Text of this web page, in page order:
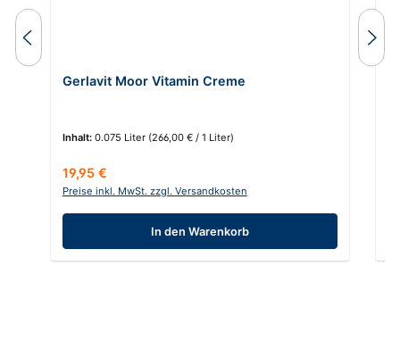
Gerlavit Moor Vitamin Creme
Inhalt: 0.075 Liter (266,00 € / 1 Liter)
Regulärer Preis:
19,95 €
Preise inkl. MwSt. zzgl. Versandkosten
In den Warenkorb